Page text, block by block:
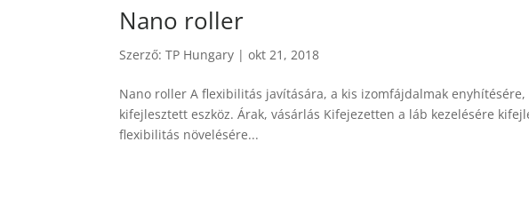
Nano roller
Szerző:TP Hungary |okt 21, 2018
Nano roller A flexibilitás javítására, a kis izomfájdalmak
kifejlesztett eszköz. Árak, vásárlás Kifejezetten a láb kezelésére
flexibilitás növelésére...